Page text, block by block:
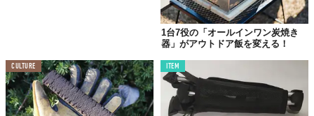
1台7役の「オールインワン炭焼き
器」がアウトドア飯を変える！
CULTURE ITEM